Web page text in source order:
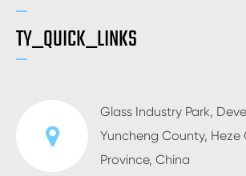
TY_QUICK_LINKS
Glass Industry Park,
Yuncheng County, Heze
Province, China